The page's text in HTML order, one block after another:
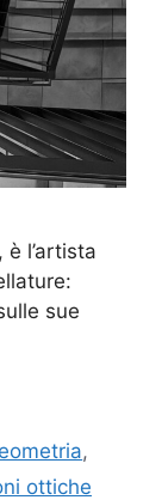
l’artista
sue
,
ottiche